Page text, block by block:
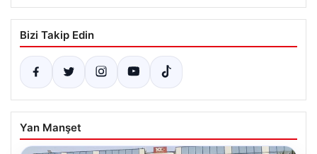
Bizi Takip Edin
Yan Manşet